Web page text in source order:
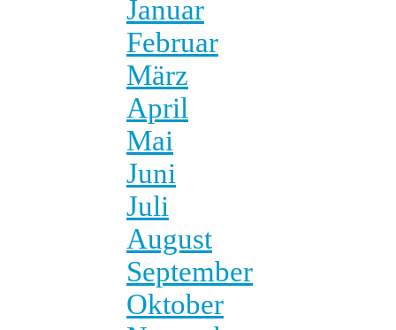
Januar
Februar
März
April
Mai
Juni
Juli
August
September
Oktober